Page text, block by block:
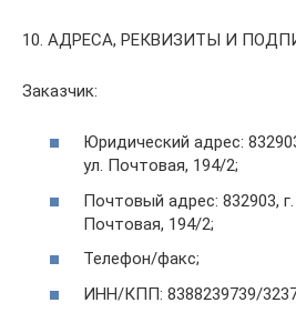
10. АДРЕСА, РЕКВИЗИТЫ И
Заказчик:
Юридический адрес:
ул. Почтовая, 194/2;
Почтовый адрес: 832903,
Почтовая, 194/2;
Телефон/факс;
ИНН/КПП: 8388239739/